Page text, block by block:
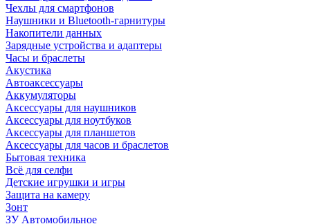
Чехлы для смартфонов
Наушники и Bluetooth-гарнитуры
Накопители данных
Зарядные устройства и адаптеры
Часы и браслеты
Акустика
Автоаксессуары
Аккумуляторы
Аксессуары для наушников
Аксессуары для ноутбуков
Аксессуары для планшетов
Аксессуары для часов и браслетов
Бытовая техника
Всё для селфи
Детские игрушки и игры
Защита на камеру
Зонт
ЗУ Автомобильное